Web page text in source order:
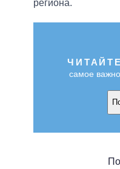
региона.
ЧИТАЙТЕ
самое